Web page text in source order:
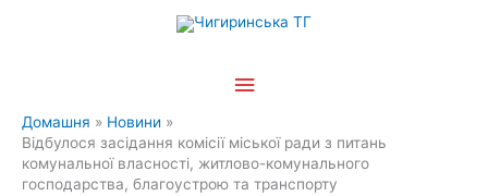
Головне
Домашня
Новини
Відбулося засідання комісії міської ради з питань
комунальної власності, житлово-комунального
господарства, благоустрою та транспорту